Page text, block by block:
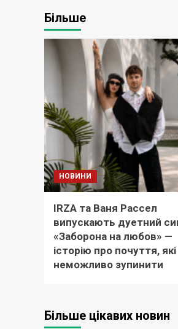
Більше
НОВИНИ
IRZA та Ваня Рассел
випускають дуетний
«Заборона на любов» —
історію про почуття, які
неможливо зупинити
Більше цікавих новин